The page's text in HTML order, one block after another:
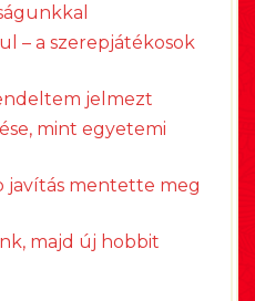
– a szerepjátékosok
jelmezt
mint egyetemi
javítás mentette meg
majd új hobbit